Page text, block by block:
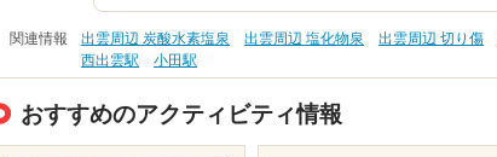
関連情報 出雲周辺 炭酸水素塩泉 出雲周辺 塩化物泉 出雲周辺 切り傷
西出雲駅
小田駅
おすすめのアクティビティ情報